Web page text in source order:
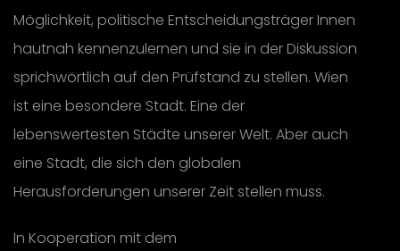
Möglichkeit, politische Entscheidungsträger Innen
hautnah kennenzulernen und sie in der Diskussion
sprichwörtlich auf den Prüfstand zu stellen. Wien
ist eine besondere Stadt. Eine der
lebenswertesten Städte unserer Welt. Aber auch
eine Stadt, die sich den globalen
Herausforderungen unserer Zeit stellen muss.
In Kooperation mit dem